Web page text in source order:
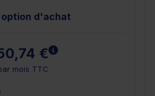
d'achat
€ En savoir plus
mois TTC